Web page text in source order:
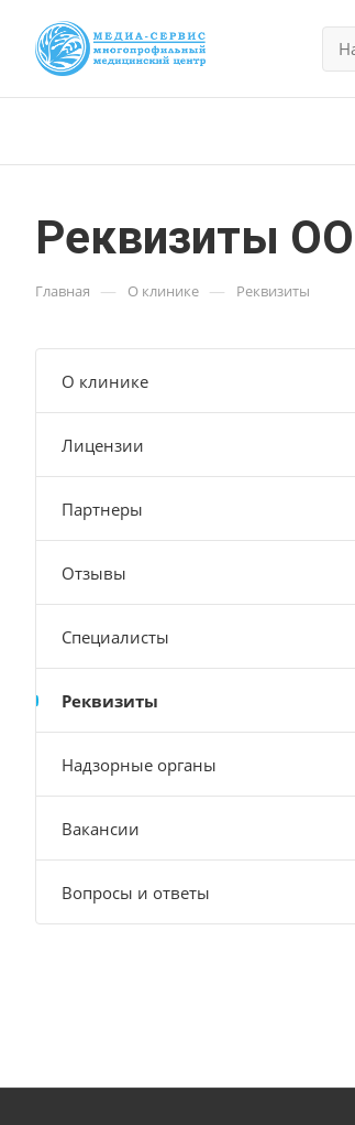
Реквизиты
Главная — О клинике — Реквизиты
О клинике
Лицензии
Партнеры
Отзывы
Специалисты
Реквизиты
Надзорные органы
Вакансии
Вопросы и ответы